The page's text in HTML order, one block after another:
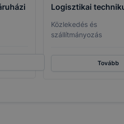
Logisztikai
Közlekedés és
szállítmányozás
Tovább
és
honlap a